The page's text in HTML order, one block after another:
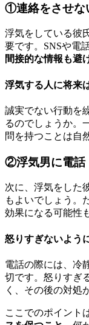
①連絡をさせな
浮気をしている彼
要です。SNSや電
間接的な情報も避
浮気する人に将来
誠実でない行動を
るのでしょうか。
問を持つことは自
②浮気男に電話
次に、浮気をした
もよいでしょう。
効果になる可能性
怒りすぎないよう
電話の際には、冷
切です。怒りすぎ
く、その後の対処
ここでのポイント